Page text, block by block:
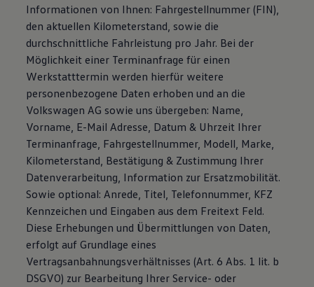
Informationen von Ihnen: Fahrgestellnummer (FIN),
den aktuellen Kilometerstand, sowie die
durchschnittliche Fahrleistung pro Jahr. Bei der
Möglichkeit einer Terminanfrage für einen
Werkstatttermin werden hierfür weitere
personenbezogene Daten erhoben und an die
Volkswagen AG sowie uns übergeben: Name,
Vorname, E-Mail Adresse, Datum & Uhrzeit Ihrer
Terminanfrage, Fahrgestellnummer, Modell, Marke,
Kilometerstand, Bestätigung & Zustimmung Ihrer
Datenverarbeitung, Information zur Ersatzmobilität.
Sowie optional: Anrede, Titel, Telefonnummer, KFZ
Kennzeichen und Eingaben aus dem Freitext Feld.
Diese Erhebungen und Übermittlungen von Daten,
erfolgt auf Grundlage eines
Vertragsanbahnungsverhältnisses (Art. 6 Abs. 1 lit. b
DSGVO) zur Bearbeitung Ihrer Service- oder